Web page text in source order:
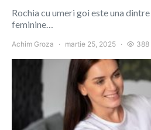
Rochia cu umeri goi este una
feminine…
Achim Groza martie 25, 2025 388